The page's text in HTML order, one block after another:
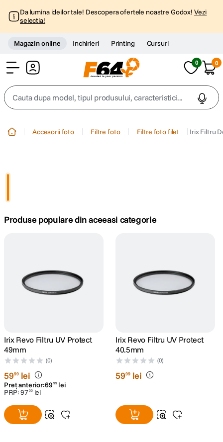
Da lumina ideilor tale! Descopera ofertele noastre Godox! Vezi
selectia!
Magazin online Inchirieri Printing Cursuri
0 0
Cauta dupa model, tipul produsului, caracteristici...
4. peak design
lavaliera
7. card memorie
9. dji osmo
10 . insta 360
Accesorii foto Filtre foto Filtre foto filet Irix Filtru
Produse populare din aceeasi categorie
Irix Revo Filtru UV Protect
49mm
(0)
5999 lei
Preț anterior:69 99 lei
PRP:97 00 lei
Irix Revo Filtru UV Protect
40.5mm
(0)
5999 lei